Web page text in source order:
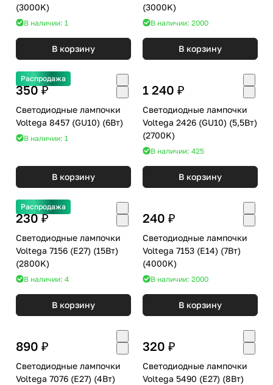
(3000K)
В наличии: 1
В корзину
(3000K)
В наличии: 2000
В корзину
Распродажа
350 ₽
Светодиодные лампочки
Voltega 8457 (GU10) (6Вт)
В наличии: 1
В корзину
1 240 ₽
Светодиодные лампочки
Voltega 2426 (GU10) (5,5Вт)
(2700K)
В наличии: 425
В корзину
Распродажа
230 ₽
Светодиодные лампочки
Voltega 7156 (E27) (15Вт)
(2800K)
В наличии: 4
В корзину
240 ₽
Светодиодные лампочки
Voltega 7153 (E14) (7Вт)
(4000K)
В наличии: 2000
В корзину
890 ₽
Светодиодные лампочки
Voltega 7076 (E27) (4Вт)
320 ₽
Светодиодные лампочки
Voltega 5490 (E27) (8Вт)